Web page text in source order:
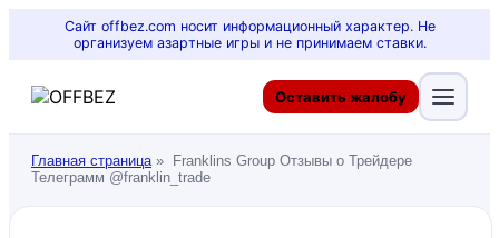
Сайт offbez.com носит информационный характер. Не
организуем азартные игры и не принимаем ставки.
Оставить жалобу
Главная страница»
Franklins Group Отзывы о Трейдере
Телеграмм @franklin_trade